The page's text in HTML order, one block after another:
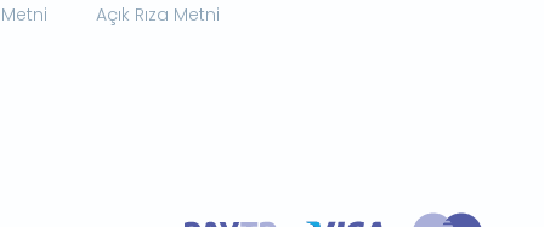
Açık Rıza Metni